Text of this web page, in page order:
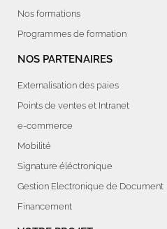
Nos formations
Programmes de formation
NOS PARTENAIRES
Externalisation des paies
Points de ventes et Intranet
e-commerce
Mobilité
Signature éléctronique
Gestion Electronique de Document
Financement